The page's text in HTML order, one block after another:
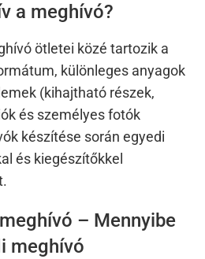
a meghívó?
ötletei közé tartozik a
különleges anyagok
(kihajtható részek,
és személyes fotók
készítése során egyedi
és kiegészítőkkel
– Mennyibe
meghívó